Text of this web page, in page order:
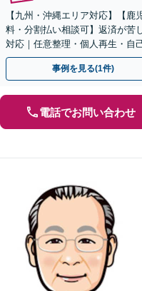
【九州・沖縄エリア対応】【
料・分割払い相談可】返済が苦
対応｜任意整理・個人再生・自
士歴10年以上】
事例を見る(1件)
電話でお問い合わせ